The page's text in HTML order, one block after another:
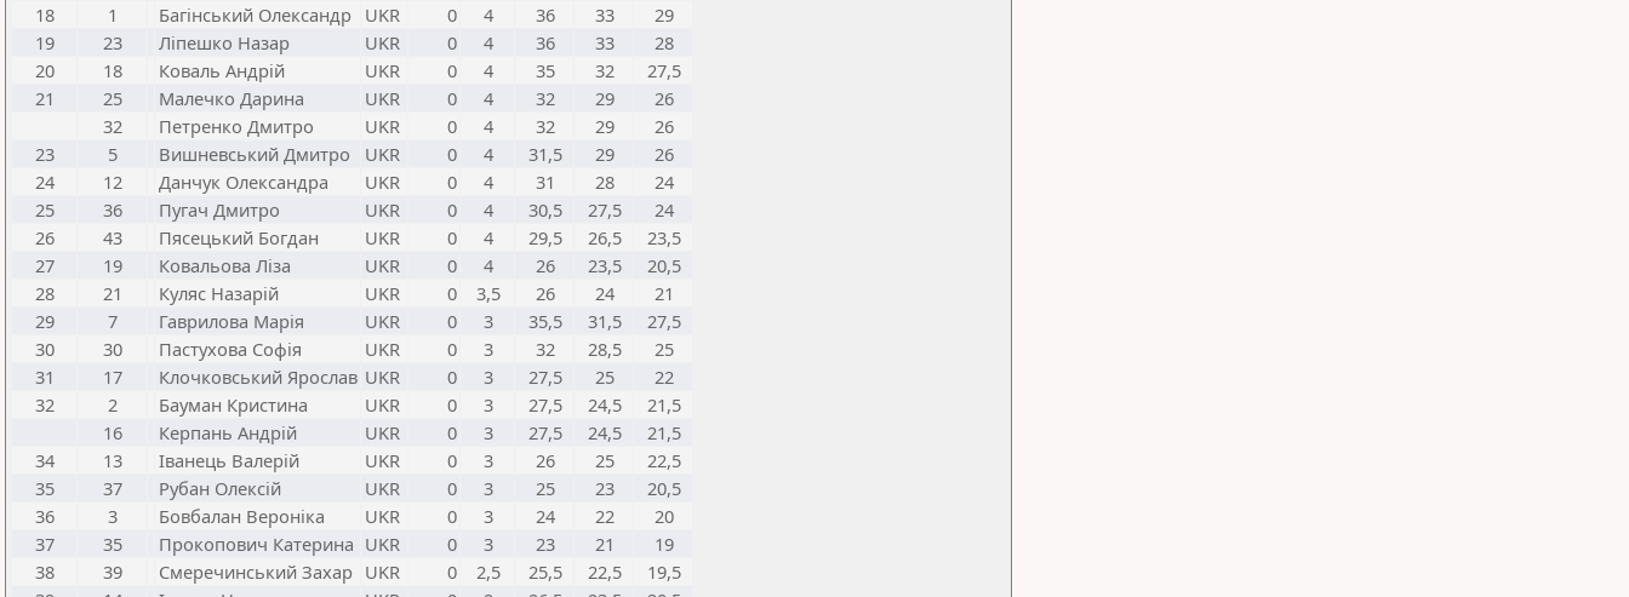
18
1 Багінський Олександр UKR 0 4 36 33
29
19
23 Ліпешко Назар UKR 0 4 36 33
28
20
18 Коваль Андрій UKR 0 4 35 32
27,5
21
25 Малечко Дарина UKR 0 4 32 29
26
32
Петренко Дмитро UKR 0 4 32 29
26
23
5 Вишневський Дмитро UKR 0 4 31,5 29
26
24
12 Данчук Олександра UKR 0 4 31 28
24
25
36 Пугач Дмитро UKR 0 4 30,5 27,5
24
26
43 Пясецький Богдан UKR 0 4 29,5 26,5
23,5
27
19 Ковальова Ліза UKR 0 4 26 23,5
20,5
28
21 Куляс Назарій UKR 0 3,5 26 24
21
29
7 Гаврилова Марія UKR 0 3 35,5 31,5
27,5
30
30 Пастухова Софія UKR 0 3 32 28,5
25
31
17 Клочковський Ярослав UKR 0 3 27,5 25
22
32
2 Бауман Кристина UKR 0 3 27,5 24,5
21,5
16
Керпань Андрій UKR 0 3 27,5 24,5
21,5
34
13 Іванець Валерій UKR 0 3 26 25
22,5
35
37 Рубан Олексій UKR 0 3 25 23
20,5
36
3 Бовбалан Вероніка UKR 0 3 24 22
20
37
35 Прокопович Катерина UKR 0 3 23 21
19
38
39 Смеречинський Захар UKR 0 2,5 25,5 22,5
19,5